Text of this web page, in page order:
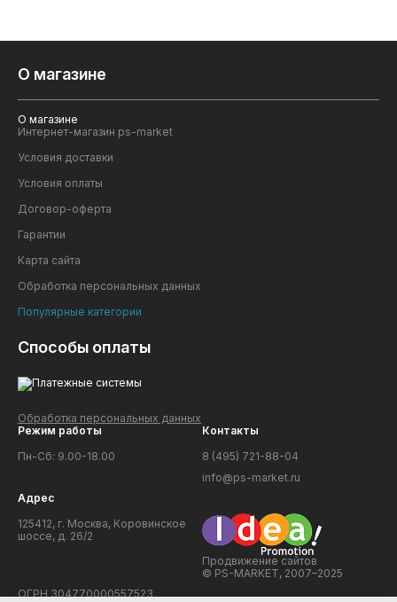
О магазине
О магазине
Интернет-магазин ps-market
Условия доставки
Условия оплаты
Договор-оферта
Гарантии
Карта сайта
Обработка персональных данных
Популярные категории
Способы оплаты
Обработка персональных данных
Режим работы
Пн-Сб: 9.00-18.00
Контакты
8 (495) 721-88-04
info@ps-market.ru
Адрес
125412, г. Москва, Коровинское
шоссе, д. 26/2
Продвижение сайтов
© PS-MARKET, 2007–2025
ОГРН 304770000557523